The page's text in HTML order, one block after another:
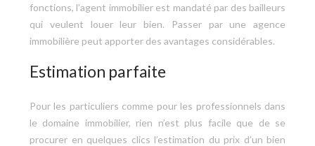
fonctions, l’agent immobilier est mandaté par des bailleurs
qui veulent louer leur bien. Passer par une agence
immobilière peut apporter des avantages considérables.
Estimation parfaite
Pour les particuliers comme pour les professionnels dans
le domaine immobilier, rien n’est plus facile que de se
procurer en quelques clics l’estimation du prix d’un bien